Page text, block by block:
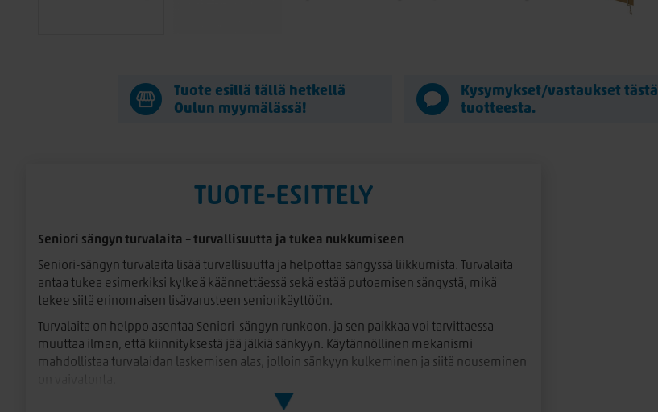
Tuote esillä tällä hetkellä
Oulun myymälässä!
Kysymykset/vastaukset tästä
tuotteesta.
TUOTE-ESITTELY
Seniori sängyn turvalaita – turvallisuutta ja tukea nukkumiseen
Seniori-sängyn turvalaita lisää turvallisuutta ja helpottaa sängyssä liikkumista. Turvalaita
antaa tukea esimerkiksi kylkeä käännettäessä sekä estää putoamisen sängystä, mikä
tekee siitä erinomaisen lisävarusteen seniorikäyttöön.
Turvalaita on helppo asentaa Seniori-sängyn runkoon, ja sen paikkaa voi tarvittaessa
muuttaa ilman, että kiinnityksestä jää jälkiä sänkyyn. Käytännöllinen mekanismi
mahdollistaa turvalaidan laskemisen alas, jolloin sänkyyn kulkeminen ja siitä nouseminen
Turvalaita on valmistettu kestävistä materiaaleista ja viimeistelty samaan tyyliin Seniori-